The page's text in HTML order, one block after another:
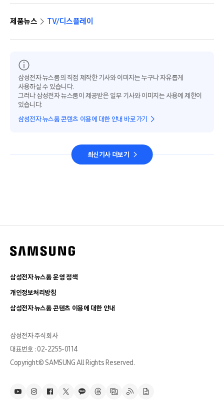
제품뉴스 TV/디스플레이
삼성전자 뉴스룸의 직접 제작한 기사와 이미지는 누구나 자유롭게
사용하실 수 있습니다.
그러나 삼성전자 뉴스룸이 제공받은 일부 기사와 이미지는 사용에 제한이
있습니다.
삼성전자 뉴스룸 콘텐츠 이용에 대한 안내 바로가기
최신기사 더보기
삼성전자 뉴스룸 운영 정책
개인정보처리방침
삼성전자 뉴스룸 콘텐츠 이용에 대한 안내
삼성전자 주식회사
대표번호 : 02-2255-0114
Copyright© SAMSUNG All Rights Reserved.